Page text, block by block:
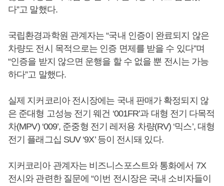
다”고 말했다.
국립환경과학원 관계자는 “국내 인증이 완료되지 않은
차량도 전시 목적으로는 인증 면제를 받을 수 있다”며
“인증을 받지 않으면 운행을 할 수 없을 뿐 전시는 가능
하다”고 말했다.
실제 지커코리아 전시장에는 국내 판매가 확정되지 않
은 준대형 고성능 전기 웨건 ‘001FR’과 대형 전기 다목적
차(MPV) ‘009’, 준중형 전기 레저용 차량(RV) ‘믹스’, 대형
전기 플래그십 SUV ‘9X’ 등이 전시돼 있다.
지커코리아 관계자는 비즈니스포스트와 통화에서 7X
전시와 관련한 질문에 “이번 전시장은 국내 소비자들이